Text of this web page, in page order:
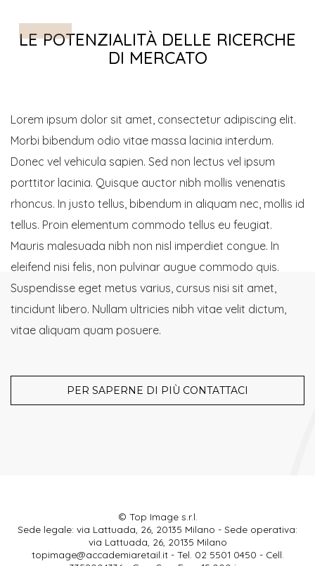
LE POTENZIALITÀ DELLE RICERCHE
DI MERCATO
Lorem ipsum dolor sit amet, consectetur adipiscing elit.
Morbi bibendum odio vitae massa lacinia interdum.
Donec vel vehicula sapien. Sed non lectus vel ipsum
porttitor lacinia. Quisque auctor nibh mollis venenatis
rhoncus. In justo tellus, bibendum in aliquam nec, mollis id
tellus. Proin elementum commodo tellus eu feugiat.
Mauris malesuada nibh non nisl imperdiet congue. In
eleifend nisi felis, non pulvinar augue commodo quis.
Suspendisse eget metus varius, cursus nisi sit amet,
tincidunt libero. Nullam ultricies nibh vitae velit dictum,
vitae aliquam quam posuere.
PER SAPERNE DI PIÙ CONTATTACI
© Top Image s.r.l.
Sede legale: via Lattuada, 26, 20135 Milano - Sede operativa:
via Lattuada, 26, 20135 Milano
topimage@accademiaretail.it - Tel. 02 5501 0450 - Cell.